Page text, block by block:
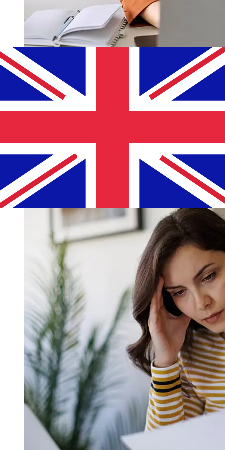
MoraBanc EURGBPの移行はどれくら
い速いですか?
常、国際銀行振込は1営業日から5営業日かかります。銀行の
祝日やセキュリティチェックなどの要因も配達に影響を与え
ることがあります。遅延を避けるために MoraBancの締め
切り時間を確認してください。